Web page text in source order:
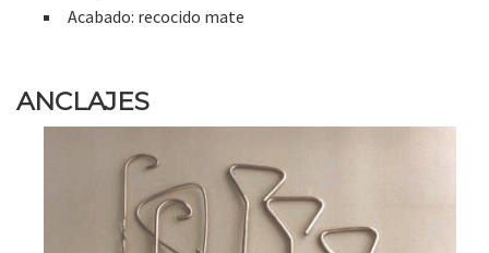
Acabado: recocido mate
ANCLAJES